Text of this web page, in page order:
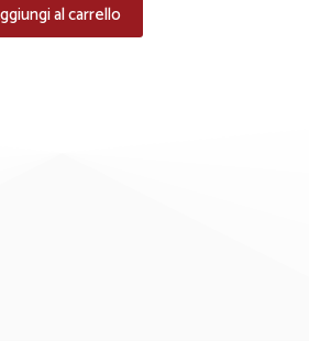
al carrello